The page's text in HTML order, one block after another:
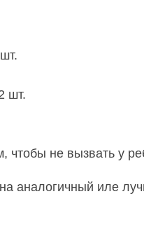
шт.
чтобы не вызвать у
аналогичный иле